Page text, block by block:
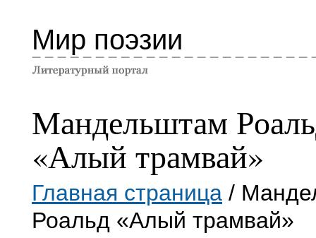
Мир поэзии
Мандельштам
«Алый трамвай»
Главная страница /
Роальд «Алый трамвай»